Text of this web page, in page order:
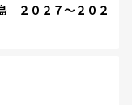
２０２７～２０２